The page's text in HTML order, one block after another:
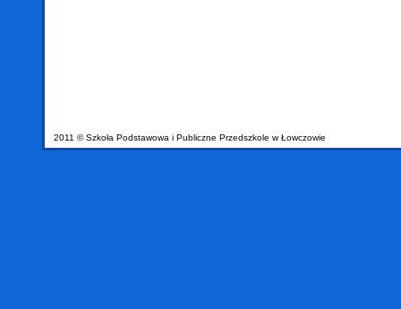
2011 © Szkoła Podstawowa i Publiczne Przedszkole w Łowczowie